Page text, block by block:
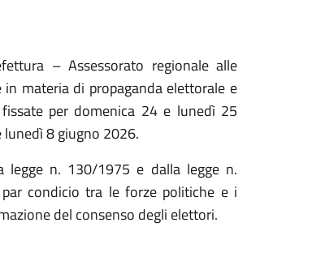
– Assessorato regionale alle
materia di propaganda elettorale e
per domenica 24 e lunedì 25
8 giugno 2026.
legge n. 130/1975 e dalla legge n.
condicio tra le forze politiche e i
del consenso degli elettori.